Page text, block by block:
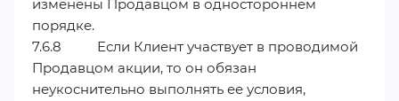
изменены Продавцом в одностороннем
порядке.
7.6.8 Если Клиент участвует в проводимой
Продавцом акции, то он обязан
неукоснительно выполнять ее условия,